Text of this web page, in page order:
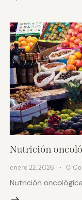
Nutrición
enero 22, 2026 0
Nutrición